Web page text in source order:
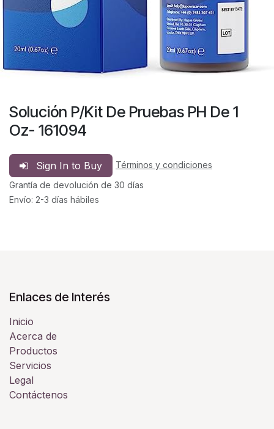
Solución P/Kit De Pruebas PH De 1
Oz- 161094
Sign In to Buy
Términos y condiciones
Grantía de devolución de 30 días
Envío: 2-3 días hábiles
Enlaces de Interés
Inicio
Acerca de
Productos
Servicios
Legal
Contáctenos